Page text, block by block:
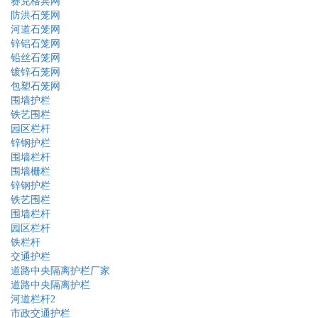
防洪石笼网
河道石笼网
锌铝石笼网
铅丝石笼网
镀锌石笼网
包塑石笼网
围墙护栏
铁艺围栏
园区栏杆
锌钢护栏
围墙栏杆
围墙栅栏
锌钢护栏
铁艺围栏
围墙栏杆
园区栏杆
铁栏杆
交通护栏
道路中央隔离护栏厂家
道路中央隔离护栏
河道栏杆2
市政交通护栏